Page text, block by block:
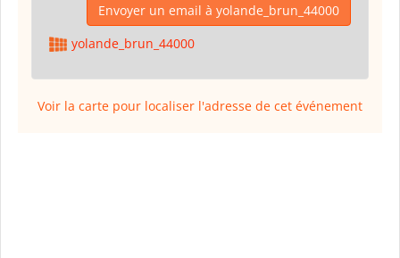
Envoyer un email à yolande_brun_44000
yolande_brun_44000
Voir la carte pour localiser l'adresse de cet événement